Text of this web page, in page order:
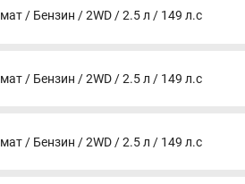
/ Бензин / 2WD / 2.5 л / 149 л.с
/ Бензин / 2WD / 2.5 л / 149 л.с
/ Бензин / 2WD / 2.5 л / 149 л.с